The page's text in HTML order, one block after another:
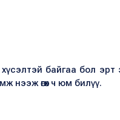
хүсэлтэй байгаа бол эрт
нээж өгөх ч юм билүү.